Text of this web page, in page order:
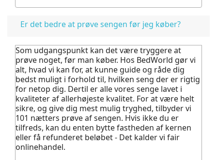
Er det bedre at prøve sengen før jeg køber?
Som udgangspunkt kan det være tryggere at
prøve noget, før man køber. Hos BedWorld gør vi
alt, hvad vi kan for, at kunne guide og råde dig
bedst muligt i forhold til, hvilken seng der er rigtig
for netop dig. Dertil er alle vores senge lavet i
kvaliteter af allerhøjeste kvalitet. For at være helt
sikre, og give dig mest mulig tryghed, tilbyder vi
101 nætters prøve af sengen. Hvis ikke du er
tilfreds, kan du enten bytte fastheden af kernen
eller få refunderet beløbet - Det kalder vi fair
onlinehandel.